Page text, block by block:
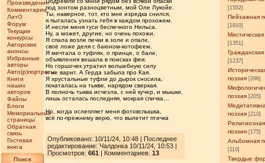
Произведения
Комментарии
ЛитО
Форум
Текущие
конкурсы
Авторские
анонсы
Избранные
авторы
Авто(р)портреты
Книги
наших
авторов
Файлы
Блоги
Мемориальные
страницы
Обратная
связь
Гостевая
книга
Поиск
[1552]
Пейзажная
[1910]
Мистическая
[1351]
Гражданская
[1237]
поэзия [296]
поэзия [205]
поэзия [210]
Религиозная
поэзия [175]
Альбомная
[110]
Твердые
под зонтом разноцветным, мой Оле Лукойе.
Ты, наверное, тот, кто мне изредка снился,
я пыталась узнать тебя в каждом прохожем.
И несли меня гуси беспечного Нильса.
Ну, а может, другие, но очень похожи.
Я спала возле печки в золе и опале,
своё ложе деля с баюном-котофеем.
Я мечтала о туфлях, о принце, о бале,
объявления вешала в поисках феи.
Но горшочек утратил волшебную силу
и не варит. А Герда забыла про Кая.
Я хрустальные туфли до дырок сносила,
покаталась на тыкве, нарядом сверкая.
В полночь тыква исчезла, с ней кучер, и мышки,
лишь осталась последняя, мокрая спичка…
Но, когда ослепляет меня фотовспышка,
всё по-прежнему верю, что вылетит птичка
Опубликовано: 10/11/24, 10:48 | Последнее
редактирование: Чалдонка 10/11/24, 10:53 |
Просмотров: 661| Комментариев: 13